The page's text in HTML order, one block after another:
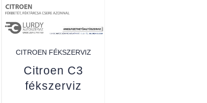
CITROEN FÉKSZERVIZ
Citroen C3
fékszerviz